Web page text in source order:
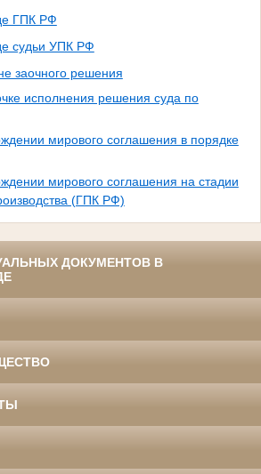
ГПК РФ
судьи УПК РФ
заочного решения
исполнения решения суда по
мирового соглашения в порядке
мирового соглашения на стадии
(ГПК РФ)
ДОКУМЕНТОВ В